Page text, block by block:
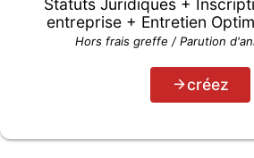
Statuts Juridiques +
entreprise + Entretien
Hors frais greffe / Parution
créez